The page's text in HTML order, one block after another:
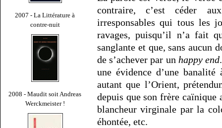
2007 - La Littérature à
contre-nuit
2008 - Maudit soit Andreas
Werckmeister !
contraire, c’est céder
irresponsables qui tous les
ravages, puisqu’il n’a fait
sanglante et que, sans aucun
de s’achever par un happy end
une évidence d’une
autant que l’Orient,
depuis que son frère caïnique
blancheur virginale par la
éhontée, etc.